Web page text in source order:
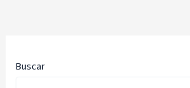
Buscar